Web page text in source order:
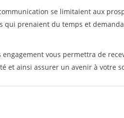
se limitaient aux
qui prenaient du temps et
vous permettra de
et ainsi assurer un avenir à votre